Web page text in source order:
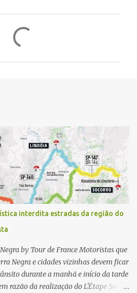
interdita estradas da região do
by Tour de France Motoristas que
Negra e cidades vizinhas devem ficar
durante a manhã e início da tarde
razão da realização do L'Étape Serra